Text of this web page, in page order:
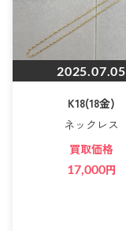
2025.07.05
K18(18金)
ネックレス
買取価格
17,000円